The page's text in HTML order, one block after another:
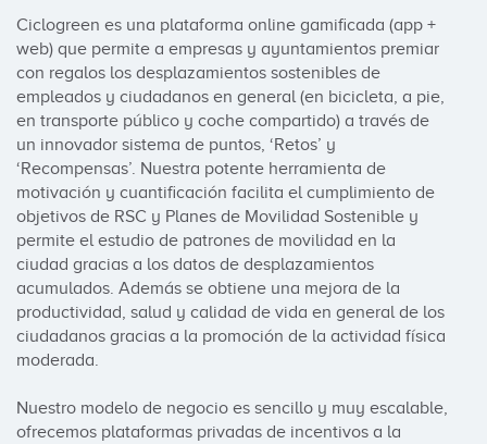
Ciclogreen es una plataforma online gamificada (app +
web) que permite a empresas y ayuntamientos premiar
con regalos los desplazamientos sostenibles de
empleados y ciudadanos en general (en bicicleta, a pie,
en transporte público y coche compartido) a través de
un innovador sistema de puntos, ‘Retos’ y
‘Recompensas’. Nuestra potente herramienta de
motivación y cuantificación facilita el cumplimiento de
objetivos de RSC y Planes de Movilidad Sostenible y
permite el estudio de patrones de movilidad en la
ciudad gracias a los datos de desplazamientos
acumulados. Además se obtiene una mejora de la
productividad, salud y calidad de vida en general de los
ciudadanos gracias a la promoción de la actividad física
moderada.
Nuestro modelo de negocio es sencillo y muy escalable,
ofrecemos plataformas privadas de incentivos a la